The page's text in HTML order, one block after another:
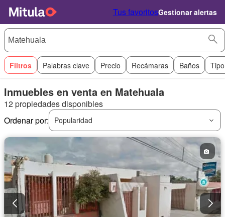
Tus favoritosGestionar alertas
Filtros Palabras clave Precio Recámaras Baños
Inmuebles en venta en Matehuala
12 propiedades disponibles
Ordenar por:
Popularidad